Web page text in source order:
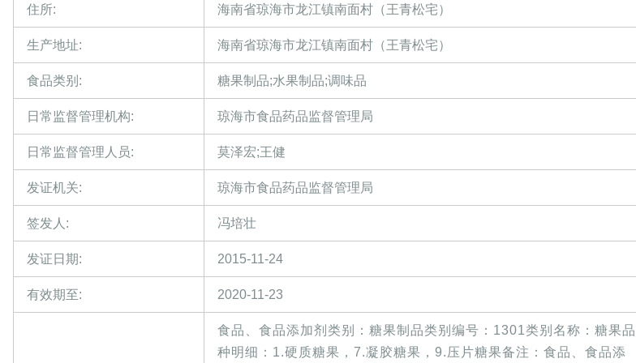
住所: 海南省琼海市龙江镇南面村（王青松宅）
生产地址: 海南省琼海市龙江镇南面村（王青松宅）
食品类别: 糖果制品;水果制品;调味品
日常监督管理机构: 琼海市食品药品监督管理局
日常监督管理人员: 莫泽宏;王健
发证机关: 琼海市食品药品监督管理局
签发人: 冯培壮
发证日期: 2015-11-24
有效期至: 2020-11-23
食品、食品添加剂类别：糖果制品类别编号：1301类别名称：糖果品
种明细：1.硬质糖果，7.凝胶糖果，9.压片糖果备注：食品、食品添